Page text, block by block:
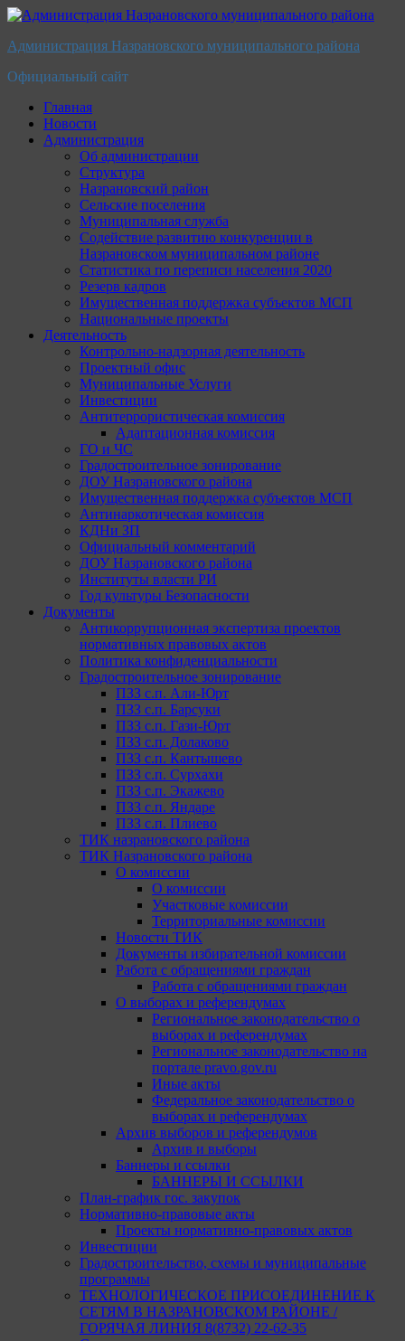
Перейти
содержимому
Администрация Назрановского муниципального района
Официальный сайт
Главная
Новости
Администрация
Об администрации
Структура
Назрановский район
Сельские поселения
Муниципальная служба
Содействие развитию конкуренции в
Назрановском муниципальном районе
Статистика по переписи населения 2020
Резерв кадров
Имущественная поддержка субъектов МСП
Национальные проекты
Деятельность
Контрольно-надзорная деятельность
Проектный офис
Муниципальные Услуги
Инвестиции
Антитеррористическая комиссия
Адаптационная комиссия
ГО и ЧС
Градостроительное зонирование
ДОУ Назрановского района
Имущественная поддержка субъектов МСП
Антинаркотическая комиссия
КДНи ЗП
Официальный комментарий
ДОУ Назрановского района
Институты власти РИ
Год культуры Безопасности
Документы
Антикоррупционная экспертиза проектов
нормативных правовых актов
Политика конфиденциальности
Градостроительное зонирование
ПЗЗ с.п. Али-Юрт
ПЗЗ с.п. Барсуки
ПЗЗ с.п. Гази-Юрт
ПЗЗ с.п. Долаково
ПЗЗ с.п. Кантышево
ПЗЗ с.п. Сурхахи
ПЗЗ с.п. Экажево
ПЗЗ с.п. Яндаре
ПЗЗ с.п. Плиево
ТИК назрановского района
ТИК Назрановского района
О комиссии
О комиссии
Участковые комиссии
Территориальные комиссии
Новости ТИК
Документы избирательной комиссии
Работа с обращениями граждан
Работа с обращениями граждан
О выборах и референдумах
Региональное законодательство о
выборах и референдумах
Региональное законодательство на
портале pravo.gov.ru
Иные акты
Федеральное законодательство о
выборах и референдумах
Архив выборов и референдумов
Архив и выборы
Баннеры и ссылки
БАННЕРЫ И ССЫЛКИ
План-график гос. закупок
Нормативно-правовые акты
Проекты нормативно-правовых актов
Инвестиции
Градостроительство, схемы и муниципальные
программы
ТЕХНОЛОГИЧЕСКОЕ ПРИСОЕДИНЕНИЕ К
СЕТЯМ В НАЗРАНОВСКОМ РАЙОНЕ /
ГОРЯЧАЯ ЛИНИЯ 8(8732) 22-62-35